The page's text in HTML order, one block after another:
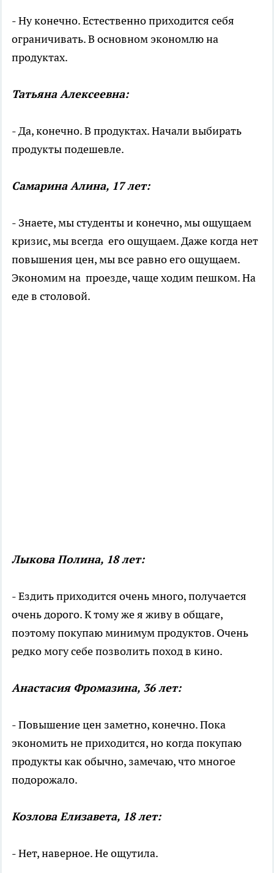
- Ну конечно. Естественно приходится себя
ограничивать. В основном экономлю на
продуктах.
Татьяна Алексеевна:
- Да, конечно. В продуктах. Начали выбирать
продукты подешевле.
Самарина Алина, 17 лет:
- Знаете, мы студенты и конечно, мы ощущаем
кризис, мы всегда его ощущаем. Даже когда нет
повышения цен, мы все равно его ощущаем.
Экономим на проезде, чаще ходим пешком. На
еде в столовой.
Лыкова Полина, 18 лет:
- Ездить приходится очень много, получается
очень дорого. К тому же я живу в общаге,
поэтому покупаю минимум продуктов. Очень
редко могу себе позволить поход в кино.
Анастасия Фромазина, 36 лет:
- Повышение цен заметно, конечно. Пока
экономить не приходится, но когда покупаю
продукты как обычно, замечаю, что многое
подорожало.
Козлова Елизавета, 18 лет:
- Нет, наверное. Не ощутила.